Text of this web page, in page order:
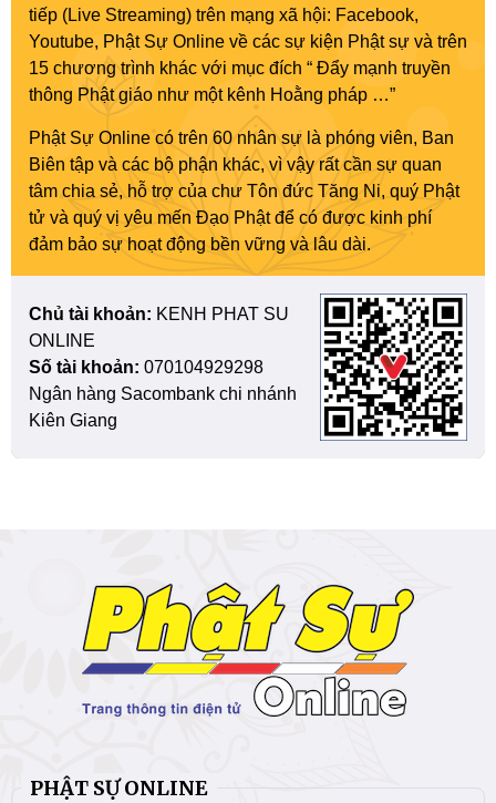
tiếp (Live Streaming) trên mạng xã hội: Facebook,
Youtube, Phật Sự Online về các sự kiện Phật sự và trên
15 chương trình khác với mục đích “ Đẩy mạnh truyền
thông Phật giáo như một kênh Hoằng pháp …”
Phật Sự Online có trên 60 nhân sự là phóng viên, Ban
Biên tập và các bộ phận khác, vì vậy rất cần sự quan
tâm chia sẻ, hỗ trợ của chư Tôn đức Tăng Ni, quý Phật
tử và quý vị yêu mến Đạo Phật để có được kinh phí
đảm bảo sự hoạt động bền vững và lâu dài.
Chủ tài khoản: KENH PHAT SU
ONLINE
Số tài khoản: 070104929298
Ngân hàng Sacombank chi nhánh
Kiên Giang
PHẬT SỰ ONLINE